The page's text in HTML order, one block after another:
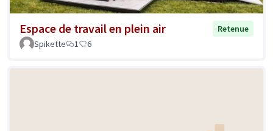
Espace de travail en plein air
Retenue
Spikette
1 6